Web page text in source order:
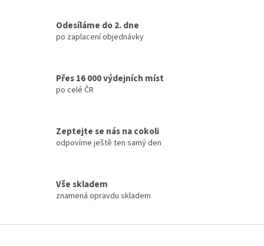
c
í
v
k
p
i
s
á
n
í
Odesíláme do 2. dne
po zaplacení objednávky
Přes 16 000 výdejních míst
po celé ČR
Zeptejte se nás na cokoli
odpovíme ještě ten samý den
Vše skladem
znamená opravdu skladem